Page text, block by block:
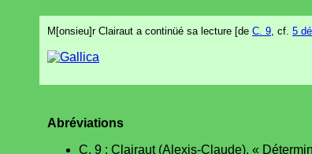
M[onsieu]r Clairaut a continüé sa lecture [de C. 9 , cf. 5
Abréviations
C. 9 : Clairaut (Alexis-Claude), «